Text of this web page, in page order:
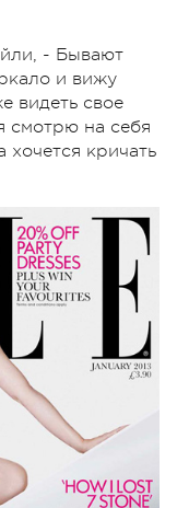
- Бывают
и вижу
видеть свое
смотрю на себя
кричать